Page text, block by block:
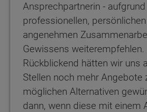
Ansprechpartnerin -
professionellen,
angenehmen
Gewissens weiterempfehlen.
Rückblickend hätten wir uns
Stellen noch mehr Angebote
möglichen Alternativen
dann, wenn diese mit einem